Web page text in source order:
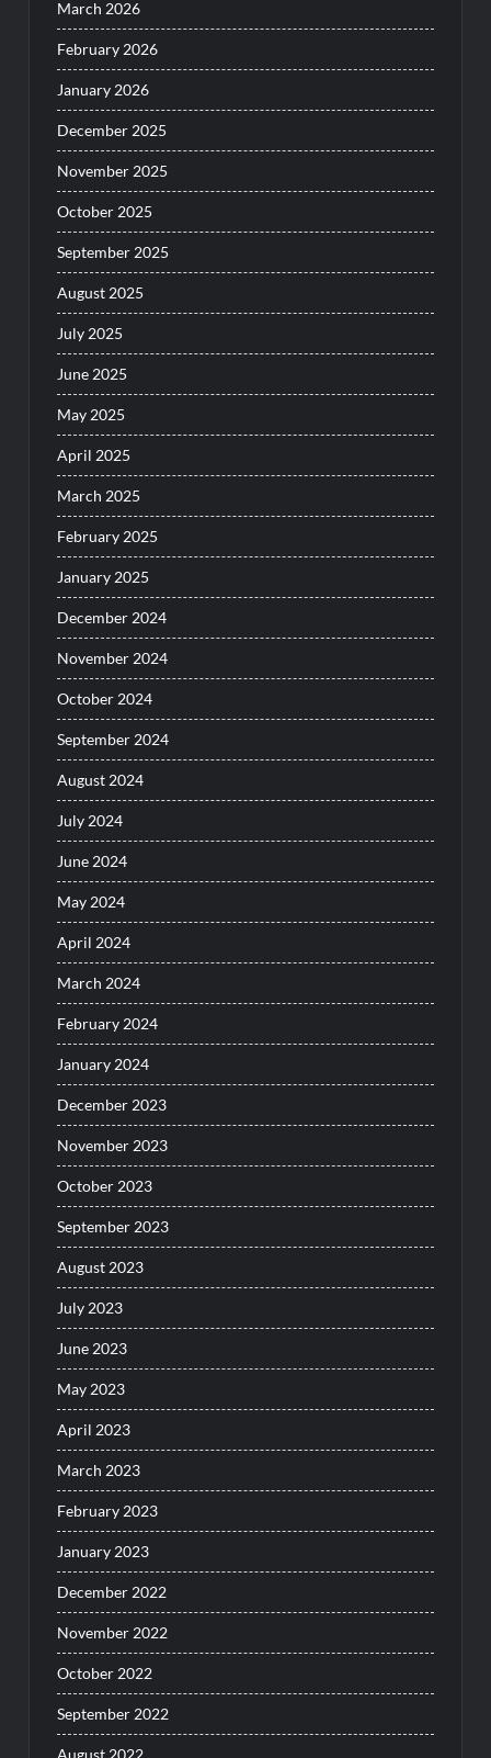
March 2026
February 2026
January 2026
December 2025
November 2025
October 2025
September 2025
August 2025
July 2025
June 2025
May 2025
April 2025
March 2025
February 2025
January 2025
December 2024
November 2024
October 2024
September 2024
August 2024
July 2024
June 2024
May 2024
April 2024
March 2024
February 2024
January 2024
December 2023
November 2023
October 2023
September 2023
August 2023
July 2023
June 2023
May 2023
April 2023
March 2023
February 2023
January 2023
December 2022
November 2022
October 2022
September 2022
August 2022